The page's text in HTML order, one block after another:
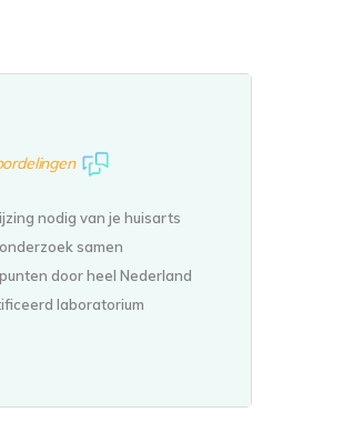
nodig van je huisarts
samen
door heel Nederland
laboratorium